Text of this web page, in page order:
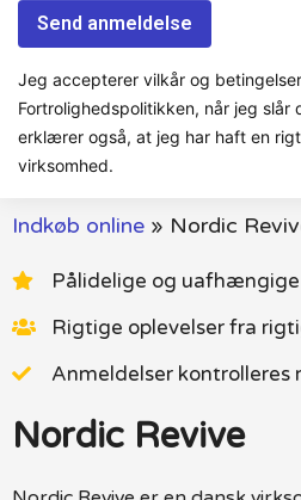
Jeg accepterer vilkår og
Fortrolighedspolitikken, når jeg slår
erklærer også, at jeg har haft en
virksomhed.
Indkøb online » Nordic
Pålidelige og
Rigtige oplevelser fra
Anmeldelser kontrolleres
Nordic Revive